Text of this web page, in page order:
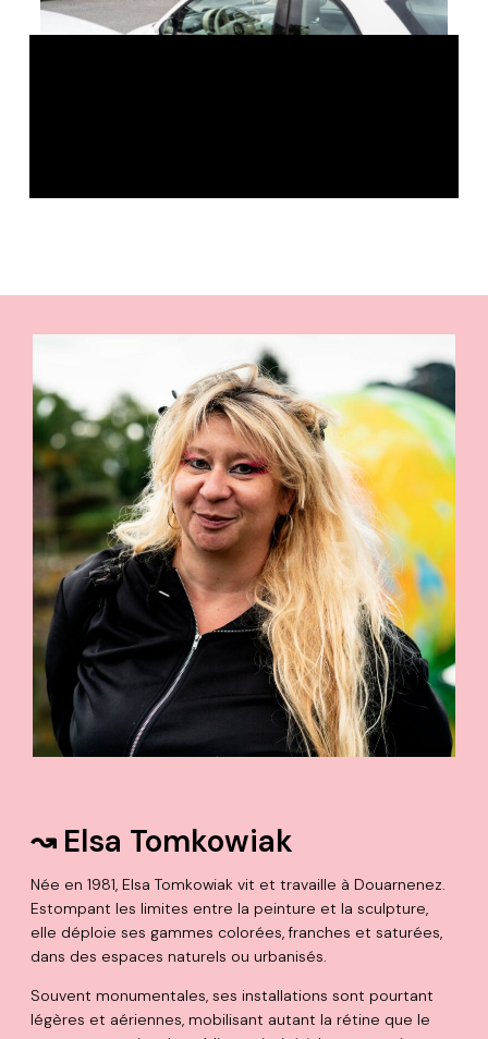
↝ Elsa Tomkowiak
Née en 1981, Elsa Tomkowiak vit et travaille à Douarnenez.
Estompant les limites entre la peinture et la sculpture,
elle déploie ses gammes colorées, franches et saturées,
dans des espaces naturels ou urbanisés.
Souvent monumentales, ses installations sont pourtant
légères et aériennes, mobilisant autant la rétine que le